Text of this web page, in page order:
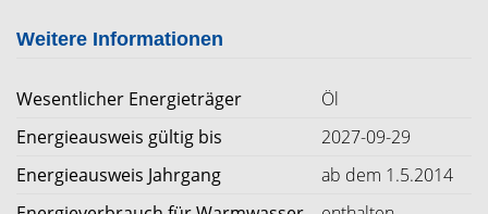
Weitere Informationen
Wesentlicher Energieträger
Öl
Energieausweis gültig bis
2027-09-29
Energieausweis Jahrgang
ab dem 1.5.2014